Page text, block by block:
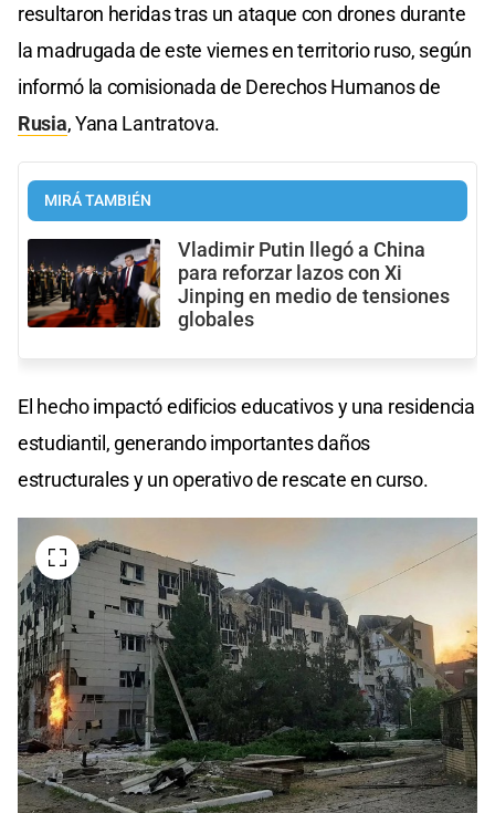
resultaron heridas tras un ataque con drones durante
la madrugada de este viernes en territorio ruso, según
informó la comisionada de Derechos Humanos de
Rusia, Yana Lantratova.
MIRÁ TAMBIÉN
Vladimir Putin llegó a China
para reforzar lazos con Xi
Jinping en medio de tensiones
globales
El hecho impactó edificios educativos y una residencia
estudiantil, generando importantes daños
estructurales y un operativo de rescate en curso.